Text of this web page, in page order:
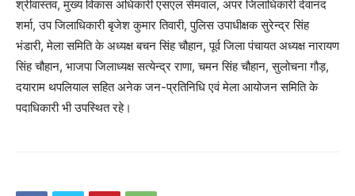
श्रीवास्तव, मुख्य विकास अधिकारी एसएल सेमवाल, अपर जिलाधिकारी देवानंद
शर्मा, उप जिलाधिकारी बृजेश कुमार तिवारी, पुलिस उपाधीक्षक सुरेन्द्र सिंह
भंडारी, मेला समिति के अध्यक्ष बचन सिंह चौहान, पूर्व जिला पंचायत अध्यक्ष नारायण
सिंह चौहान, भाजपा जिलाध्यक्ष सत्येन्द्र राणा, चमन सिंह चौहान, सुलोचना गौड़,
दयाराम थपलियाल सहित अनेक जन-प्रतिनिधि एवं मेला आयोजन समिति के
पदाधिकारी भी उपस्थित रहे।